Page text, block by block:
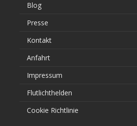
Blog
Presse
Kontakt
Anfahrt
Impressum
Flutlichthelden
Cookie Richtlinie